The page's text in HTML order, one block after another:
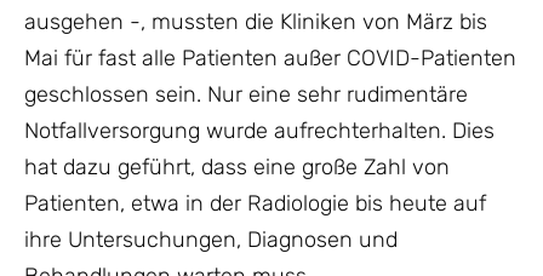
ausgehen -, mussten die Kliniken von März bis
Mai für fast alle Patienten außer COVID-Patienten
geschlossen sein. Nur eine sehr rudimentäre
Notfallversorgung wurde aufrechterhalten. Dies
hat dazu geführt, dass eine große Zahl von
Patienten, etwa in der Radiologie bis heute auf
ihre Untersuchungen, Diagnosen und